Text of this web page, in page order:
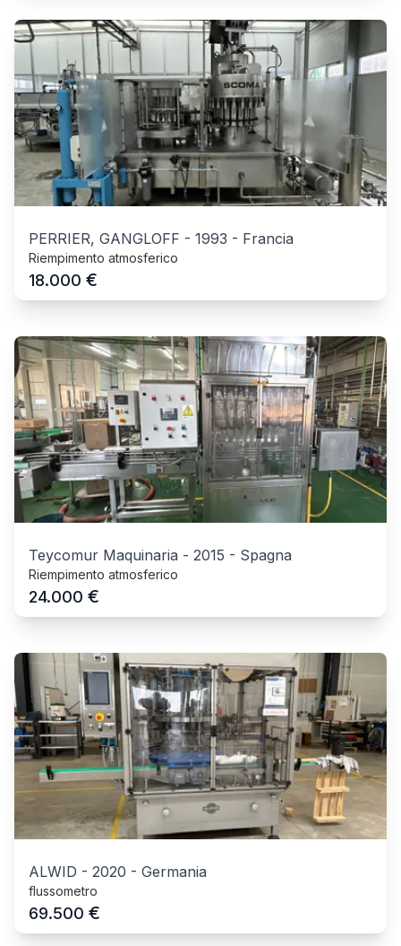
PERRIER, GANGLOFF - 1993 - Francia
Riempimento atmosferico
18.000 €
Teycomur Maquinaria - 2015 - Spagna
Riempimento atmosferico
24.000 €
ALWID - 2020 - Germania
flussometro
69.500 €